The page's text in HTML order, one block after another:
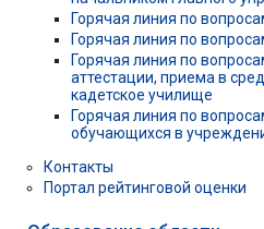
Горячая линия по
Горячая линия по
Горячая линия по
аттестации, приема в
кадетское училище
Горячая линия по
обучающихся в
Контакты
Портал рейтинговой оценки